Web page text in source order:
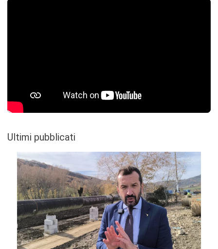
Ultimi pubblicati